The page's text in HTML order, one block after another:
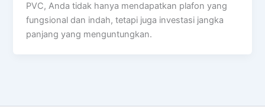
PVC, Anda tidak hanya mendapatkan plafon yang
fungsional dan indah, tetapi juga investasi jangka
panjang yang menguntungkan.